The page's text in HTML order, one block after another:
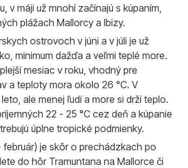
v máji už mnohí začínajú s kúpaním,
plážach Mallorcy a Ibizy.
ostrovoch v júni a v júli je už
minimum dažďa a veľmi teplé more.
mesiac v roku, vhodný pre
a teploty mora okolo 26 °C. V
ale menej ľudí a more si drží teplo.
22 - 25 °C cez deň a kúpanie
úplne tropické podmienky.
február) je skôr o prechádzkach po
do hôr Tramuntana na Mallorce či